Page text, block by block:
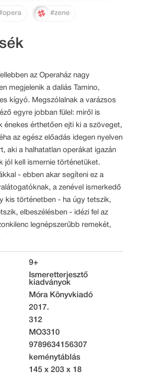
#zene
az Operaház nagy
megjelenik a daliás Tamino,
kígyó. Megszólalnak a varázsos
egyre jobban fülel: miről is
énekes érthetően ejti ki a szöveget,
az egész előadás idegen nyelven
aki a halhatatlan operákat igazán
jól kell ismernie történetüket.
- ebben akar segíteni ez a
a zenével ismerkedő
kis történetben - ha úgy tetszik,
elbeszélésben - idézi fel az
legnépszerűbb remekét,
9+
Ismeretterjesztő
kiadványok
Móra Könyvkiadó
2017.
312
MO3310
9789634156307
keménytáblás
145 x 203 x 18